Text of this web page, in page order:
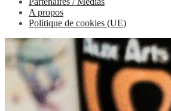
A propos
Politique de cookies (UE)